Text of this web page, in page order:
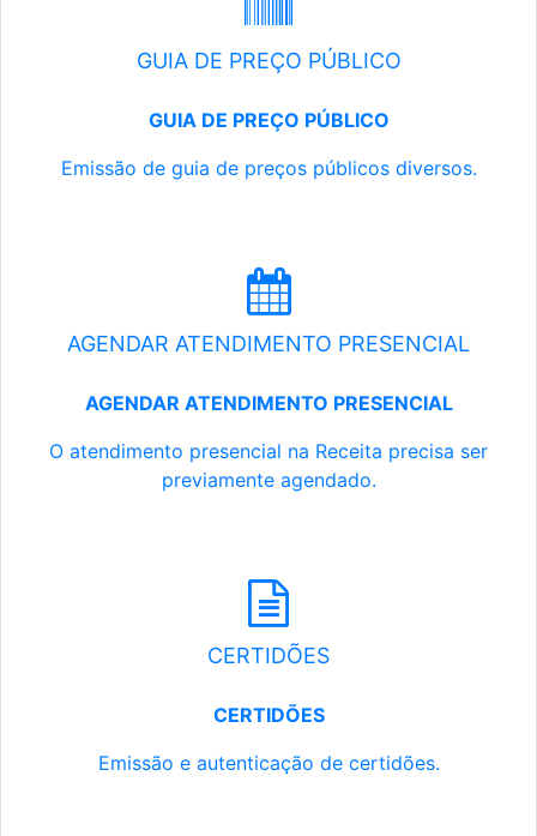
GUIA DE PREÇO PÚBLICO
GUIA DE PREÇO PÚBLICO
Emissão de guia de preços públicos diversos.
AGENDAR ATENDIMENTO PRESENCIAL
AGENDAR ATENDIMENTO PRESENCIAL
O atendimento presencial na Receita precisa ser
previamente agendado.
CERTIDÕES
CERTIDÕES
Emissão e autenticação de certidões.